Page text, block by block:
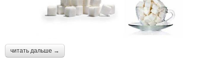
читать дальше →